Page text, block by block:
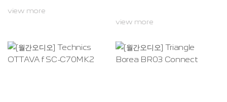
히 세계 스피커 시장을 석권했다
제품. 이 제작사는 브랜드적인 허
풍이 없고, 소리 잘 만들어 내기로
view more
view more